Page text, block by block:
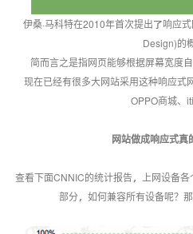
伊桑·马科特在2010年首次提出了响应
Design)的
简而言之是指网页能够根据屏幕宽度
现在已经有很多大网站采用这种响应式
OPPO商城、
网站做成响应式真
查看下面CNNIC的统计报告，上网设备
部分，如何兼容所有设备呢？